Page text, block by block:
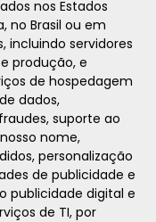
nos Estados
no Brasil ou em
incluindo servidores
produção, e
de hospedagem
dados,
suporte ao
nome,
personalização
de publicidade e
publicidade digital e
de TI, por